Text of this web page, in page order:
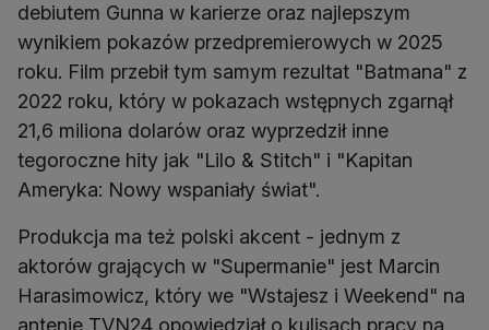
debiutem Gunna w karierze oraz najlepszym
wynikiem pokazów przedpremierowych w 2025
roku. Film przebił tym samym rezultat "Batmana" z
2022 roku, który w pokazach wstępnych zgarnął
21,6 miliona dolarów oraz wyprzedził inne
tegoroczne hity jak "Lilo & Stitch" i "Kapitan
Ameryka: Nowy wspaniały świat".
Produkcja ma też polski akcent - jednym z
aktorów grających w "Supermanie" jest Marcin
Harasimowicz, który we "Wstajesz i Weekend" na
antenie TVN24 opowiedział o kulisach pracy na